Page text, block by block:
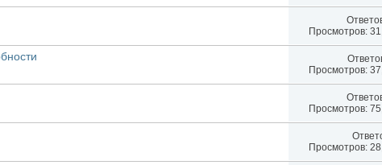
Просмотров:
Просмотров:
Просмотров:
Просмотров: